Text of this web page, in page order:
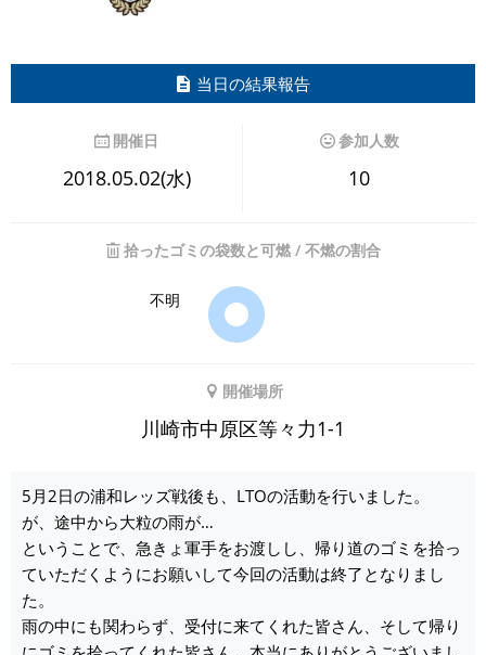
当日の結果報告
開催日
2018.05.02(水)
参加人数
10
拾ったゴミの袋数と可燃 / 不燃の割合
不明
開催場所
川崎市中原区等々力1-1
5月2日の浦和レッズ戦後も、LTOの活動を行いました。
が、途中から大粒の雨が…
ということで、急きょ軍手をお渡しし、帰り道のゴミを拾っ
ていただくようにお願いして今回の活動は終了となりまし
た。
雨の中にも関わらず、受付に来てくれた皆さん、そして帰り